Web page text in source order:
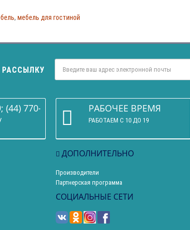
, мебель для гостиной
(44) 770-86-68 РАБОЧЕЕ ВРЕМЯ
РАБОТАЕМ С 10 ДО 19
ДОПОЛНИТЕЛЬНО
Производители
Партнерская программа
СОЦИАЛЬНЫЕ СЕТИ